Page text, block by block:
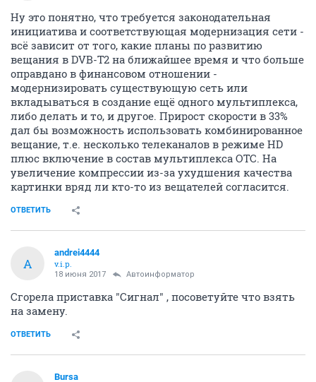
Ну это понятно, что требуется законодательная
инициатива и соответствующая модернизация сети -
всё зависит от того, какие планы по развитию
вещания в DVB-T2 на ближайшее время и что больше
оправдано в финансовом отношении -
модернизировать существующую сеть или
вкладываться в создание ещё одного мультиплекса,
либо делать и то, и другое. Прирост скорости в 33%
дал бы возможность использовать комбинированное
вещание, т.е. несколько телеканалов в режиме HD
плюс включение в состав мультиплекса ОТС. На
увеличение компрессии из-за ухудшения качества
картинки вряд ли кто-то из вещателей согласится.
ОТВЕТИТЬ
A
andrei4444
v.i.p.
18 июня 2017 Автоинформатор
Сгорела приставка "Сигнал" , посоветуйте что взять
на замену.
ОТВЕТИТЬ
Bursa